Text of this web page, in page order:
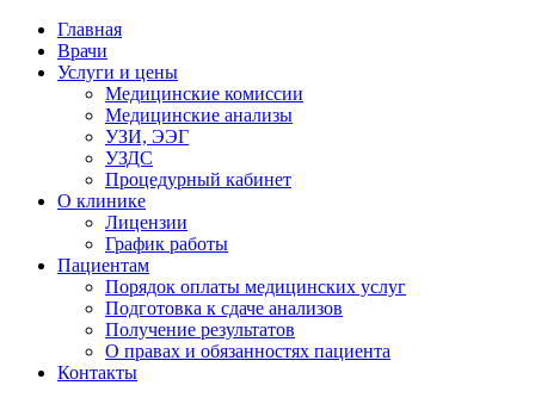
Главная
Врачи
Услуги и цены
Медицинские комиссии
Медицинские анализы
УЗИ, ЭЭГ
УЗДС
Процедурный кабинет
О клинике
Лицензии
График работы
Пациентам
Порядок оплаты медицинских услуг
Подготовка к сдаче анализов
Получение результатов
О правах и обязанностях пациента
Контакты